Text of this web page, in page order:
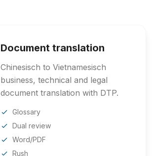
Document translation
Chinesisch to Vietnamesisch
business, technical and legal
document translation with DTP.
Glossary
Dual review
Word/PDF
Rush